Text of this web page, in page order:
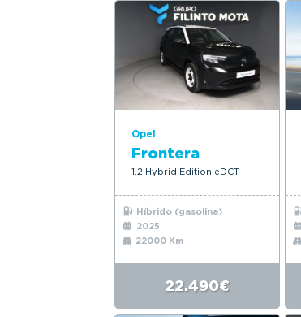
Opel
Frontera
1.2 Hybrid Edition eDCT
Híbrido (gasolina)
2025
22000 Km
22.490€